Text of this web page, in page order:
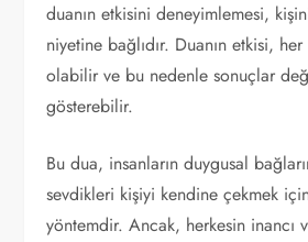
duanın etkisini deneyimlemesi,
niyetine bağlıdır. Duanın etkisi,
olabilir ve bu nedenle sonuçlar
gösterebilir.
Bu dua, insanların duygusal
sevdikleri kişiyi kendine çekmek
yöntemdir. Ancak, herkesin inancı